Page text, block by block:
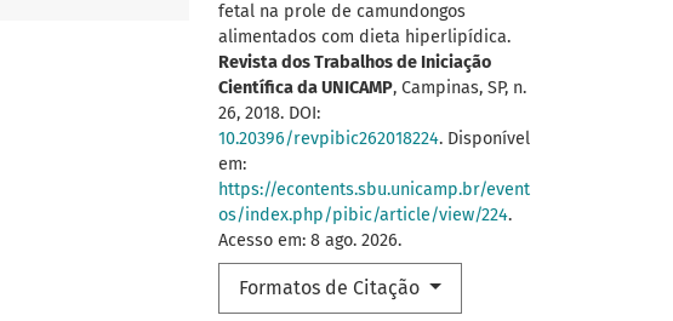
fetal na prole de camundongos
alimentados com dieta hiperlipídica.
Revista dos Trabalhos de Iniciação
Científica da UNICAMP, Campinas, SP, n.
26, 2018. DOI:
10.20396/revpibic262018224. Disponível
em:
https://econtents.sbu.unicamp.br/event
os/index.php/pibic/article/view/224.
Acesso em: 8 ago. 2026.
Formatos de Citação